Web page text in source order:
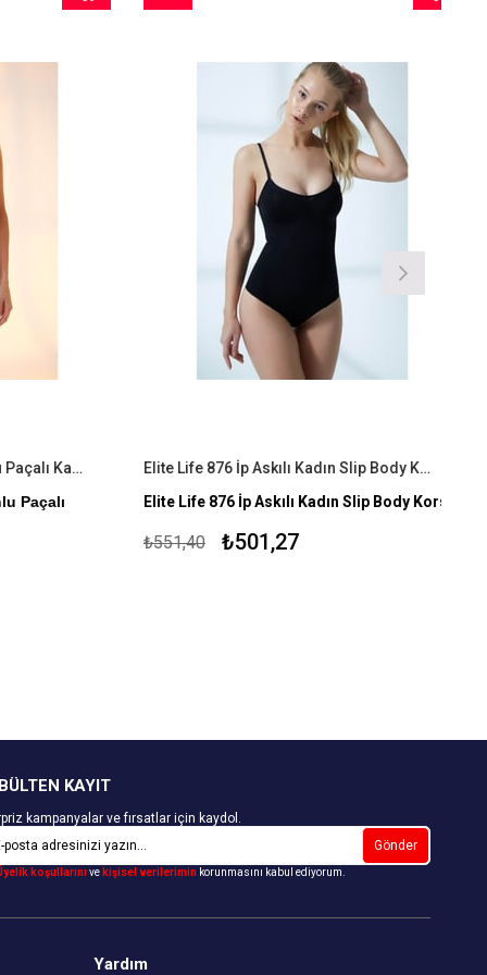
Elite Life 880 Dikişsiz Slikonlu Paçalı Kadın Korse
%1
Elite Life 876 İp Askılı Kadın Slip Body Korse
Elite Life 876 İp Askılı Kadın Slip Body Korse
%90 Mikroelyaf Poliamid %10 Elastan
₺501,27
₺551,40
KAYIT
kampanyalar ve fırsatlar için kaydol.
Gönder
koşullarınıve kişisel verileriminkorunmasını kabul ediyorum.
Yardım